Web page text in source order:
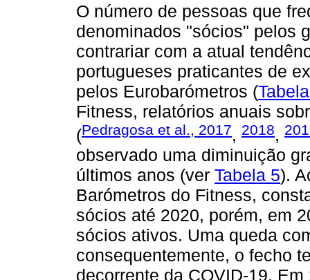
O número de pessoas que
denominados "sócios" pelos
contrariar com a atual
portugueses praticantes de
pelos Eurobarómetros (
Fitness, relatórios anuais
(Pedragosa et al., 2017, 2018,
observado uma diminuição
últimos anos (ver Tabela 5).
Barómetros do Fitness,
sócios até 2020, porém, em
sócios ativos. Uma queda
consequentemente, o fecho
decorrente da COVID-19.